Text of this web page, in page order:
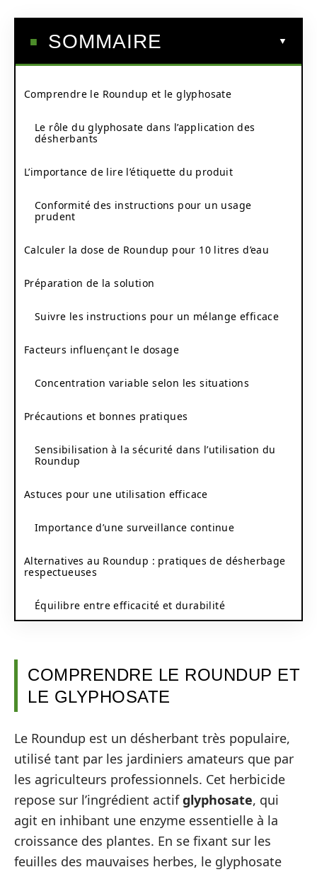
SOMMAIRE
Comprendre le Roundup et le glyphosate
Le rôle du glyphosate dans l’application des
désherbants
L’importance de lire l’étiquette du produit
Conformité des instructions pour un usage
prudent
Calculer la dose de Roundup pour 10 litres d’eau
Préparation de la solution
Suivre les instructions pour un mélange efficace
Facteurs influençant le dosage
Concentration variable selon les situations
Précautions et bonnes pratiques
Sensibilisation à la sécurité dans l’utilisation du
Roundup
Astuces pour une utilisation efficace
Importance d’une surveillance continue
Alternatives au Roundup : pratiques de désherbage
respectueuses
Équilibre entre efficacité et durabilité
COMPRENDRE LE ROUNDUP ET
LE GLYPHOSATE
Le Roundup est un désherbant très populaire,
utilisé tant par les jardiniers amateurs que par
les agriculteurs professionnels. Cet herbicide
repose sur l’ingrédient actifglyphosate, qui
agit en inhibant une enzyme essentielle à la
croissance des plantes. En se fixant sur les
feuilles des mauvaises herbes, le glyphosate